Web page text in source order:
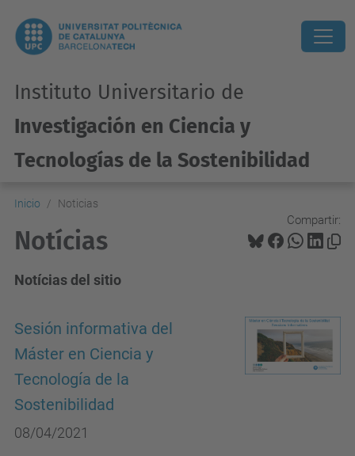
Instituto Universitario de
Investigación en Ciencia y
Tecnologías de la Sostenibilidad
Inicio Noticias
Compartir:
Notícias
Notícias del sitio
Sesión informativa del
Máster en Ciencia y
Tecnología de la
Sostenibilidad
08/04/2021